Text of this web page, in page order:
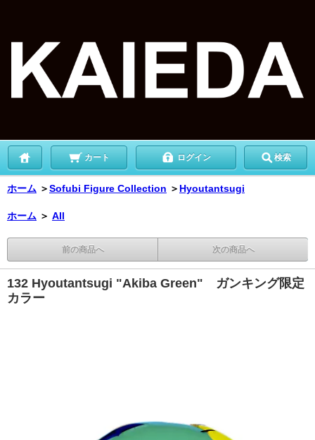
カート ログイン 検索
ホーム ＞Sofubi Figure Collection ＞ Hyoutantsugi
ホーム ＞ All
前の商品へ 次の商品へ
132 Hyoutantsugi "Akiba Green" ガンキング限定
カラー